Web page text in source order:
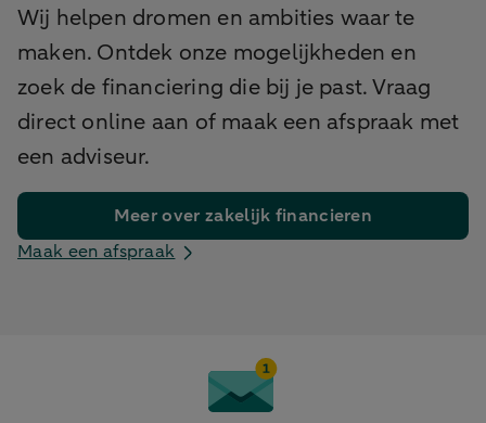
Wij helpen dromen en ambities waar te
maken. Ontdek onze mogelijkheden en
zoek de financiering die bij je past. Vraag
direct online aan of maak een afspraak met
een adviseur.
Meer over zakelijk financieren
Maak een afspraak